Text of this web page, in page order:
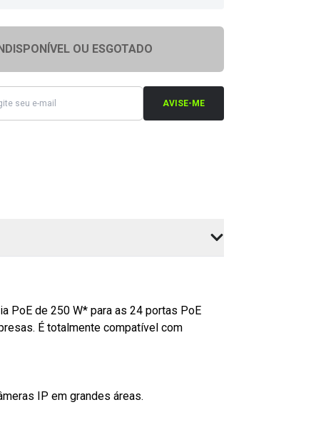
OU ESGOTADO
AVISE-ME
PoE de 250 W* para as 24 portas PoE
É totalmente compatível com
IP em grandes áreas.